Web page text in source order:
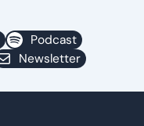
Podcast
Newsletter